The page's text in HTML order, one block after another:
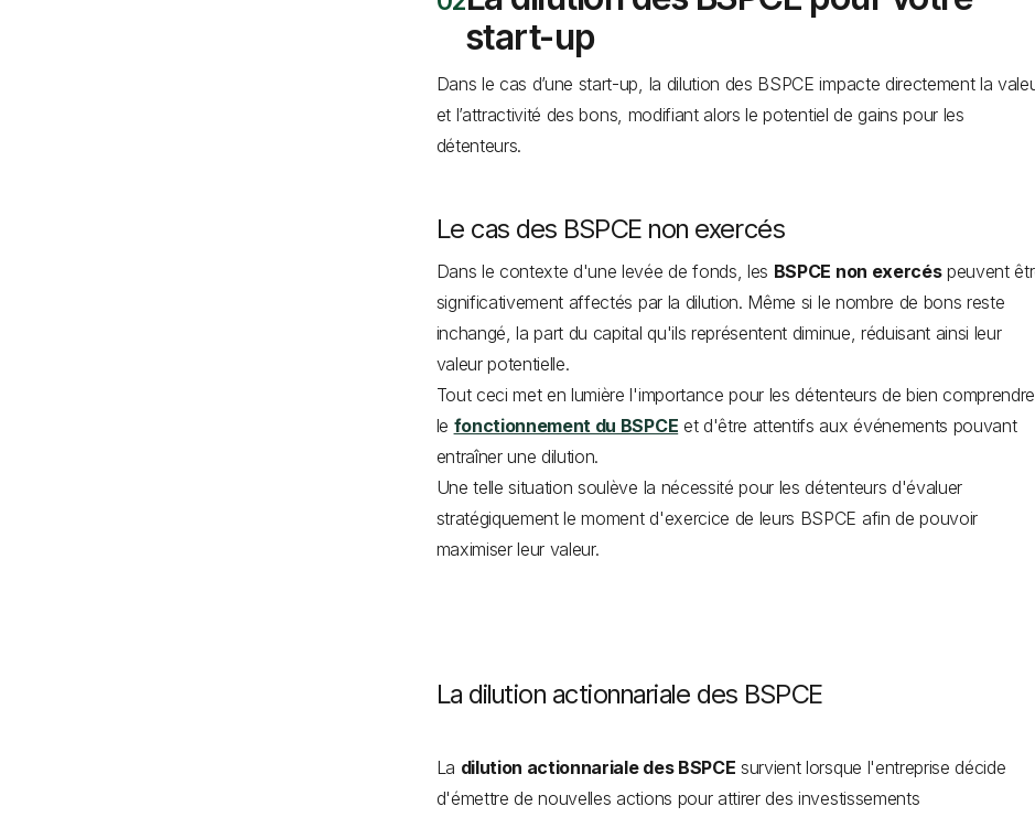
start-up
Dans le cas d’une start-up, la dilution des BSPCE impacte directement la
et l’attractivité des bons, modifiant alors le potentiel de gains pour les
détenteurs.
Le cas des BSPCE non exercés
Dans le contexte d'une levée de fonds, les BSPCE non exercéspeuvent
significativement affectés par la dilution. Même si le nombre de bons reste
inchangé, la part du capital qu'ils représentent diminue, réduisant ainsi leur
valeur potentielle.
Tout ceci met en lumière l'importance pour les détenteurs de bien comprendre
le fonctionnement du BSPCE et d'être attentifs aux événements pouvant
entraîner une dilution.
Une telle situation soulève la nécessité pour les détenteurs d'évaluer
stratégiquement le moment d'exercice de leurs BSPCE afin de pouvoir
maximiser leur valeur.
La dilution actionnariale des BSPCE
La dilution actionnariale des BSPCE survient lorsque l'entreprise décide
d'émettre de nouvelles actions pour attirer des investissements